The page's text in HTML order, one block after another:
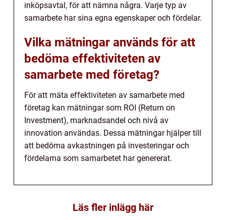
inköpsavtal, för att nämna några. Varje typ av
samarbete har sina egna egenskaper och fördelar.
Vilka mätningar används för att
bedöma effektiviteten av
samarbete med företag?
För att mäta effektiviteten av samarbete med
företag kan mätningar som ROI (Return on
Investment), marknadsandel och nivå av
innovation användas. Dessa mätningar hjälper till
att bedöma avkastningen på investeringar och
fördelarna som samarbetet har genererat.
Läs fler inlägg här